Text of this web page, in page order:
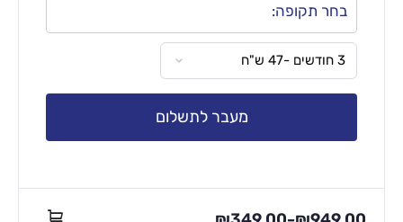
בחר תקופה:
מעבר לתשלום